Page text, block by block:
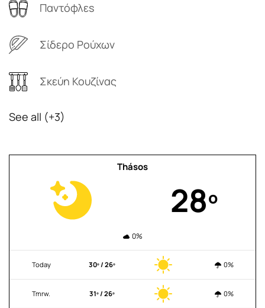
Παντόφλεs
Σίδερο Ρούχων
Σκεύη Κουζίνας
See all (+3)
Thásos
28º
0%
Today 30º / 26º 0%
Tmrw. 31º / 26º 0%